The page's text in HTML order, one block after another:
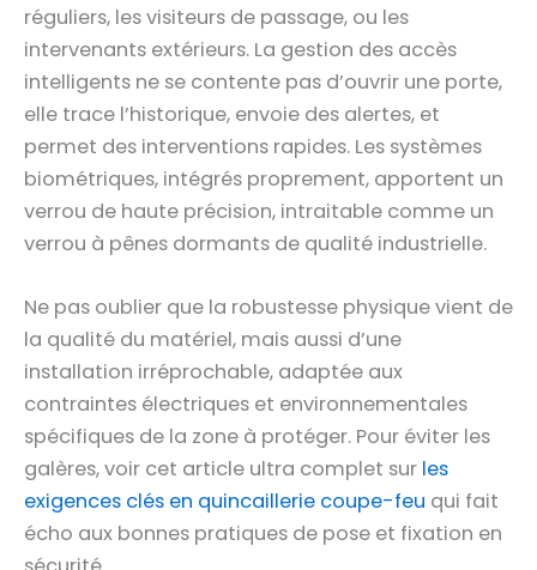
réguliers, les visiteurs de passage, ou les
intervenants extérieurs. La gestion des accès
intelligents ne se contente pas d’ouvrir une porte,
elle trace l’historique, envoie des alertes, et
permet des interventions rapides. Les systèmes
biométriques, intégrés proprement, apportent un
verrou de haute précision, intraitable comme un
verrou à pênes dormants de qualité industrielle.
Ne pas oublier que la robustesse physique vient de
la qualité du matériel, mais aussi d’une
installation irréprochable, adaptée aux
contraintes électriques et environnementales
spécifiques de la zone à protéger. Pour éviter les
galères, voir cet article ultra complet sur les
exigences clés en quincaillerie coupe-feu qui fait
écho aux bonnes pratiques de pose et fixation en